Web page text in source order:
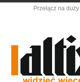
Przełącz na